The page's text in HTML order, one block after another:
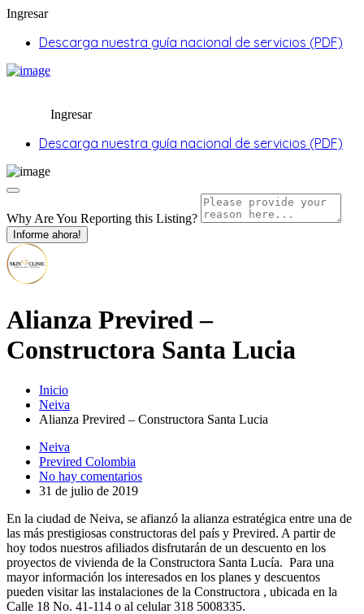
Ingresar
Descarga nuestra guía nacional de servicios (PDF)
Ingresar
Descarga nuestra guía nacional de servicios (PDF)
Why Are You Reporting this Listing?
Informe ahora!
Alianza Previred –
Constructora Santa Lucia
Inicio
Neiva
Alianza Previred – Constructora Santa Lucia
Neiva
Previred Colombia
No hay comentarios
31 de julio de 2019
En la ciudad de Neiva, se afianzó la alianza estratégica entre una de
las más prestigiosas constructoras del país y Previred. A partir de
hoy todos nuestros afiliados disfrutarán de un descuento en los
proyectos de vivienda de la Constructora Santa Lucía. Para una
mayor información los interesados en los planes y descuentos
pueden visitar las instalaciones de la Constructora , ubicada en la
Calle 18 No. 41-114 o al celular 318 5008335.